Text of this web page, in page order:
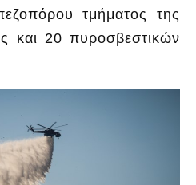
τμήματος της
20 πυροσβεστικών